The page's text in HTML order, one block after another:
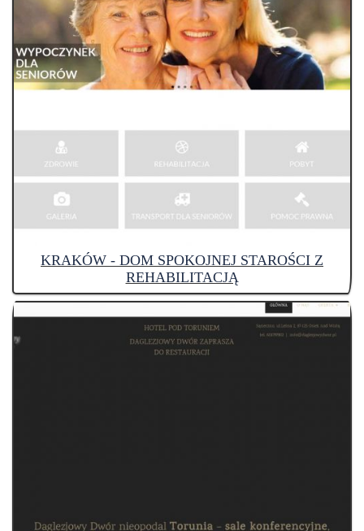
KRAKÓW - DOM SPOKOJNEJ STAROŚCI Z
REHABILITACJĄ